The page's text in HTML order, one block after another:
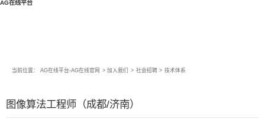
AG在线平台
当前位置： AG在线平台-AG在线官网 > 加入我们 > 社会招聘 > 技术体系
图像算法工程师（成都/济南）